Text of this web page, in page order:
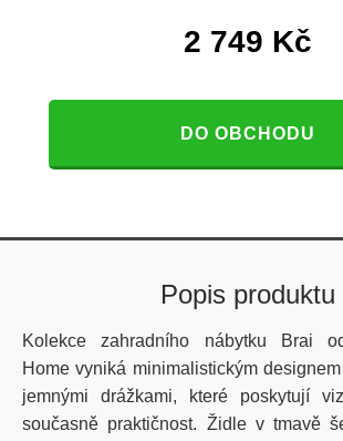
2 749 Kč
DO OBCHODU
Popis produktu
Kolekce zahradního nábytku Brai
Home vyniká minimalistickým
jemnými drážkami, které poskytují
současně praktičnost. Židle v tmavě